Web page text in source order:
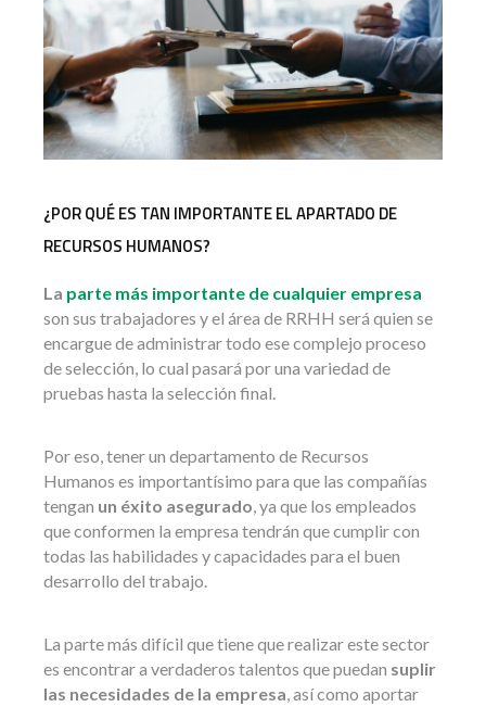
¿POR QUÉ ES TAN IMPORTANTE EL APARTADO DE
RECURSOS HUMANOS?
La parte más importante de cualquier empresa
son sus trabajadores y el área de RRHH será quien se
encargue de administrar todo ese complejo proceso
de selección, lo cual pasará por una variedad de
pruebas hasta la selección final.
Por eso, tener un departamento de Recursos
Humanos es importantísimo para que las compañías
tengan un éxito asegurado, ya que los empleados
que conformen la empresa tendrán que cumplir con
todas las habilidades y capacidades para el buen
desarrollo del trabajo.
La parte más difícil que tiene que realizar este sector
es encontrar a verdaderos talentos que puedan suplir
las necesidades de la empresa, así como aportar